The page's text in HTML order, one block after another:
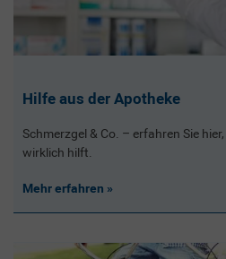
Hilfe aus der Apotheke
Schmerzgel & Co. – erfahren Sie
wirklich hilft.
Mehr erfahren